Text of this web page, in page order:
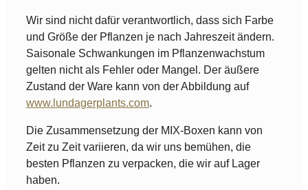
Wir sind nicht dafür verantwortlich, dass sich Farbe
und Größe der Pflanzen je nach Jahreszeit ändern.
Saisonale Schwankungen im Pflanzenwachstum
gelten nicht als Fehler oder Mangel. Der äußere
Zustand der Ware kann von der Abbildung auf
www.lundagerplants.com.
Die Zusammensetzung der MIX-Boxen kann von
Zeit zu Zeit variieren, da wir uns bemühen, die
besten Pflanzen zu verpacken, die wir auf Lager
haben.